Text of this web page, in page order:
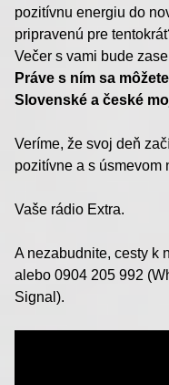
pozitívnu energiu do
pripravenú pre
Večer s vami bude
Práve s ním sa
Slovenské a české
Veríme, že svoj deň
pozitívne a s úsmevom
Vaše rádio Extra.
A nezabudnite, cesty k
alebo 0904 205 992
Signal).